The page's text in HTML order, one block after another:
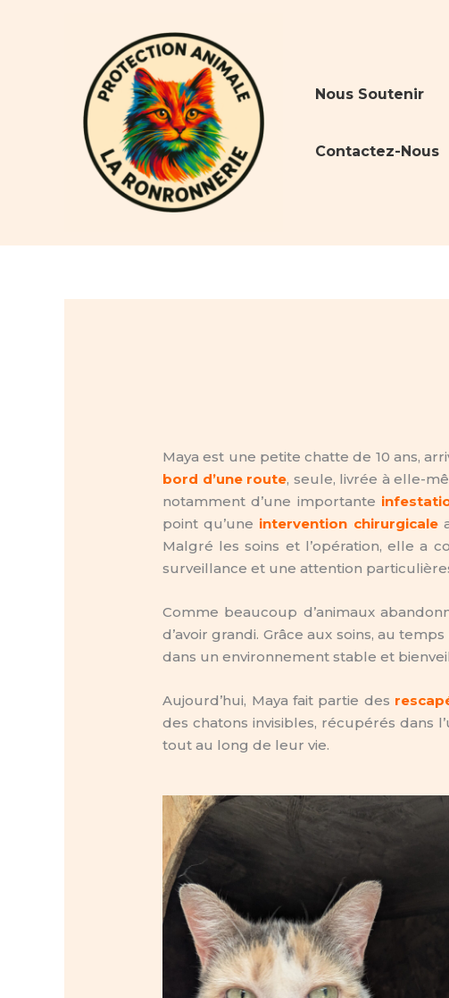
Nous Soutenir
Contactez-Nous
Maya est une petite chatte de 10 ans,
bord d’une route, seule, livrée à elle-
notamment d’une importante
point qu’une intervention chirurgicale
Malgré les soins et l’opération, elle a
surveillance et une attention
Comme beaucoup d’animaux
d’avoir grandi. Grâce aux soins, au
dans un environnement stable et
Aujourd’hui, Maya fait partie des
des chatons invisibles, récupérés dans
tout au long de leur vie.